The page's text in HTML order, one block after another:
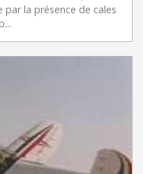
par la présence de cales